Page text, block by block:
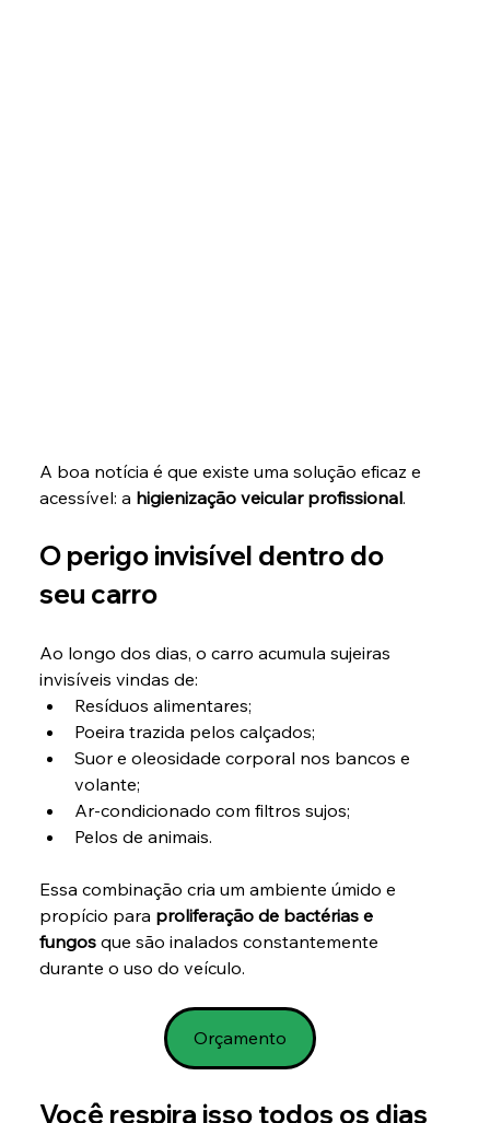
A boa notícia é que existe uma solução eficaz e
acessível: a higienização veicular profissional.
O perigo invisível dentro do
seu carro
Ao longo dos dias, o carro acumula sujeiras
invisíveis vindas de:
Resíduos alimentares;
Poeira trazida pelos calçados;
Suor e oleosidade corporal nos bancos e
volante;
Ar-condicionado com filtros sujos;
Pelos de animais.
Essa combinação cria um ambiente úmido e
propício para proliferação de bactérias e
fungos que são inalados constantemente
durante o uso do veículo.
Orçamento
Você respira isso todos os dias